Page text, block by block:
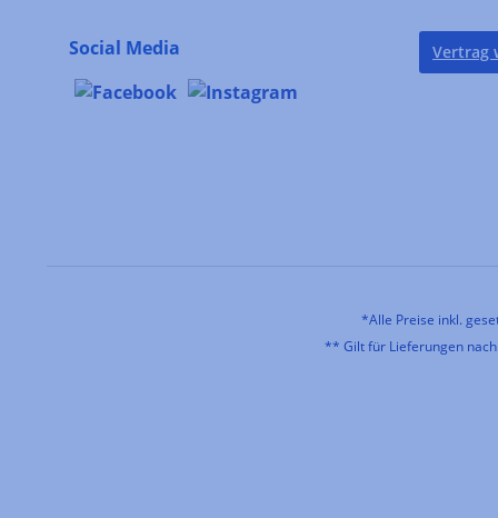
Social Media Vertrag
*Alle Preise inkl.
** Gilt für Lieferungen